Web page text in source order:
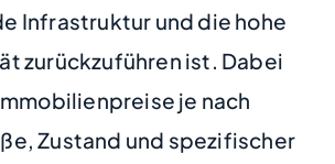
Infrastruktur und die hohe
zurückzuführen ist. Dabei
je nach
Zustand und spezifischer